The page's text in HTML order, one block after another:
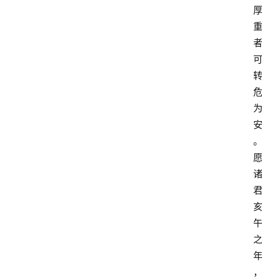
厚
重
者
可
转
危
为
安
。
愿
诸
君
亥
午
之
年
，